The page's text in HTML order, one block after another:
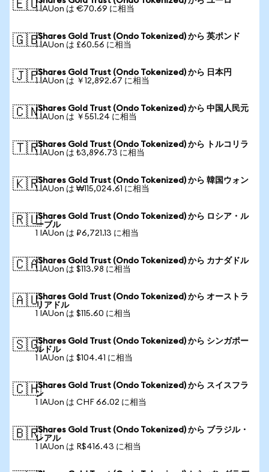
🇪🇺1 IAUon は €70.69 に相当
🇬🇧iShares Gold Trust (Ondo Tokenized) から 英ポンド
1 IAUon は £60.56 に相当
🇯🇵iShares Gold Trust (Ondo Tokenized) から 日本円
1 IAUon は ￥12,892.67 に相当
🇨🇳iShares Gold Trust (Ondo Tokenized) から 中国人民元
1 IAUon は ￥551.24 に相当
🇹🇷iShares Gold Trust (Ondo Tokenized) から トルコリラ
1 IAUon は ₺3,896.73 に相当
🇰🇷iShares Gold Trust (Ondo Tokenized) から 韓国ウォン
1 IAUon は ₩115,024.61 に相当
🇷🇺iShares Gold Trust (Ondo Tokenized) から ロシア・ル
ーブル
1 IAUon は ₽6,721.13 に相当
🇨🇦iShares Gold Trust (Ondo Tokenized) から カナダドル
1 IAUon は $113.98 に相当
🇦🇺iShares Gold Trust (Ondo Tokenized) から オーストラ
リアドル
1 IAUon は $115.60 に相当
🇸🇬iShares Gold Trust (Ondo Tokenized) から シンガポー
ルドル
1 IAUon は $104.41 に相当
🇨🇭iShares Gold Trust (Ondo Tokenized) から スイスフラ
ン
1 IAUon は CHF 66.02 に相当
🇧🇷iShares Gold Trust (Ondo Tokenized) から ブラジル・
レアル
1 IAUon は R$416.43 に相当